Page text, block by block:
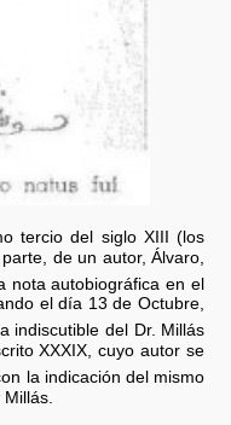
tercio del siglo XIII (los
de un autor, Álvaro,
nota autobiográfica en el
el día 13 de Octubre,
indiscutible del Dr. Millás
XXXIX, cuyo autor se
la indicación del mismo